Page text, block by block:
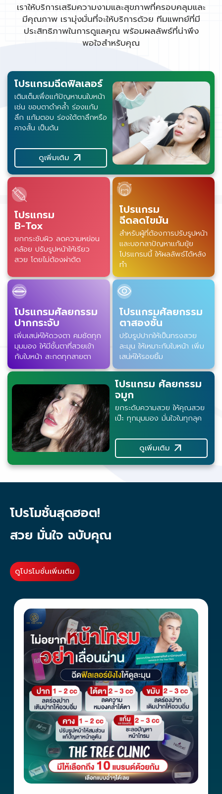
เราให้บริการเสริมความงามและสุขภาพที่ครอบคลุมและ
มีคุณภาพ เรามุ่งมั่นที่จะให้บริการด้วย ทีมแพทย์ที่มี
ประสิทธิภาพในการดูแลคุณ พร้อมผลลัพธ์ที่น่าพึง
พอใจสำหรับคุณ
โปรแกรมฉีดฟิลเลอร์
เติมเต็มเพื่อแก้ปัญหาบนใบหน้า
เช่น ขอบตาดำคล้ำ ร่องแก้ม
ลึก แก้มตอบ ร่องใต้ตาลึกหรือ
คางสั้น เป็นต้น
ดูเพิ่มเติม arrow_outward
โปรแกรม
B-Tox
ยกกระชับผิว ลดความหย่อน
คล้อย ปรับรูปหน้าให้เรียว
สวย โดยไม่ต้องผ่าตัด
โปรแกรม
ฉีดลดไขมัน
สำหรับผู้ที่ต้องการปรับรูปหน้า
และบอกลาปัญหาแก้มยุ้ย
โปรแกรมนี้ ให้ผลลัพธ์ได้หลัง
ทำ
โปรแกรมศัลยกรรม
ปากกระจับ
เพิ่มเสน่ห์ให้ดวงตา คมชัดทุก
มุมมอง ให้มีชั้นตาที่สวยเข้า
กับใบหน้า สะกดทุกสายตา
โปรแกรมศัลยกรรม
ตาสองชั้น
ปรับรูปปากให้เป็นทรงสวย
ละมุน ให้เหมาะกับใบหน้า เพิ่ม
เสน่ห์ให้รอยยิ้ม
โปรแกรม ศัลยกรรม
จมูก
ยกระดับความสวย ให้คุณสวย
เป๊ะ ทุกมุมมอง มั่นใจในทุกลุค
ดูเพิ่มเติม arrow_outward
โปรโมชั่นสุดฮอต!
สวย มั่นใจ ฉบับคุณ
ดูโปรโมชั่นเพิ่มเติม